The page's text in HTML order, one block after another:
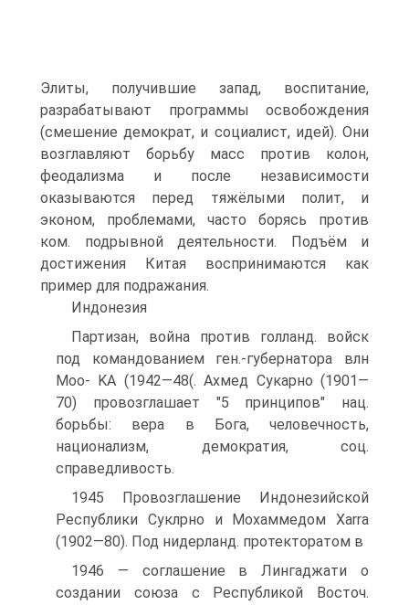
Элиты, получившие запад, воспитание,
разрабатывают программы освобождения
(смешение демократ, и социалист, идей). Они
возглавляют борьбу масс против колон,
феодализма и после независимости
оказываются перед тяжёлыми полит, и
эконом, проблемами, часто борясь против
ком. подрывной деятельности. Подъём и
достижения Китая воспринимаются как
пример для подражания.
Индонезия
Партизан, война против голланд. войск
под командованием ген.-губернатора влн
Moo- KA (1942—48(. Ахмед Сукарно (1901—
70) провозглашает "5 принципов" нац.
борьбы: вера в Бога, человечность,
национализм, демократия, соц.
справедливость.
1945 Провозглашение Индонезийской
Республики Суклрно и Мохаммедом Xarra
(1902—80). Под нидерланд. протекторатом в
1946 — соглашение в Лингаджати о
создании союза с Республикой Восточ.